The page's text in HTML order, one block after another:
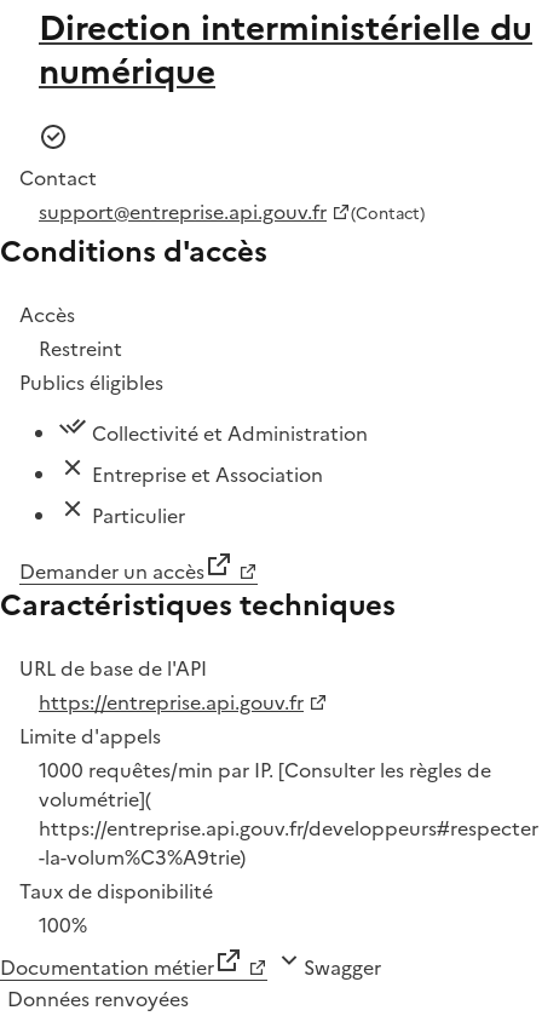
Direction interministérielle du
numérique
Contact
support@entreprise.api.gouv.fr
(Contact)
Conditions d'accès
Accès
Restreint
Publics éligibles
Collectivité et Administration
Entreprise et Association
Particulier
Demander un accès
Caractéristiques techniques
URL de base de l'API
https://entreprise.api.gouv.fr
Limite d'appels
1000 requêtes/min par IP. [Consulter les règles de
volumétrie](
https://entreprise.api.gouv.fr/developpeurs#respecter
-la-volum%C3%A9trie)
Taux de disponibilité
100%
Documentation métier
Swagger
Données renvoyées